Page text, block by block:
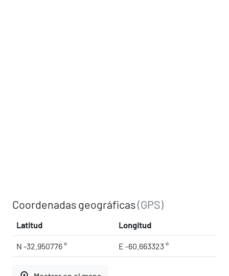
Coordenadas geográficas(GPS)
Latitud Longitud
N -32.950776 ° E -60.663323 °